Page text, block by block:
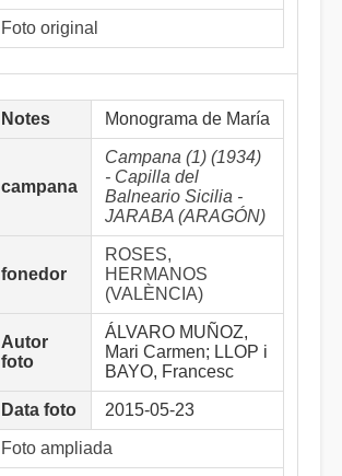
Foto original
Notes Monograma de María
campana
Campana (1) (1934)
- Capilla del
Balneario Sicilia -
JARABA (ARAGÓN)
fonedor
ROSES,
HERMANOS
(VALÈNCIA)
Autor
foto
ÁLVARO MUÑOZ,
Mari Carmen; LLOP i
BAYO, Francesc
Data foto 2015-05-23
Foto ampliada